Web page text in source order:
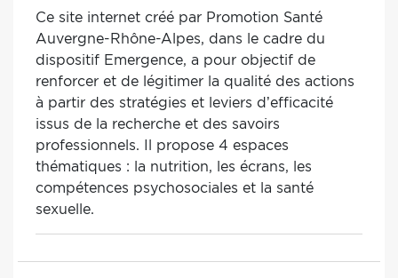
Ce site internet créé par Promotion Santé
Auvergne-Rhône-Alpes, dans le cadre du
dispositif Emergence, a pour objectif de
renforcer et de légitimer la qualité des actions
à partir des stratégies et leviers d’efficacité
issus de la recherche et des savoirs
professionnels. Il propose 4 espaces
thématiques : la nutrition, les écrans, les
compétences psychosociales et la santé
sexuelle.